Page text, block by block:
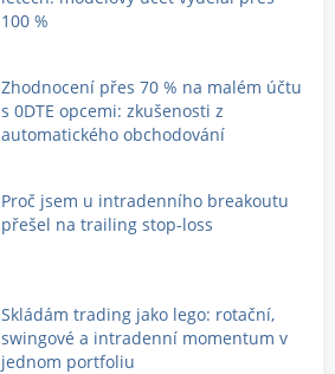
100 %
Zhodnocení přes 70 % na malém účtu
s 0DTE opcemi: zkušenosti z
automatického obchodování
Proč jsem u intradenního breakoutu
přešel na trailing stop-loss
Skládám trading jako lego: rotační,
swingové a intradenní momentum v
jednom portfoliu